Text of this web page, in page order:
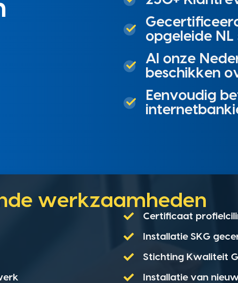
opgeleide
Al onze
beschikken
Eenvoudig
werkzaamheden
Certificaat
Installatie SKG
Stichting Kwaliteit
Installatie van